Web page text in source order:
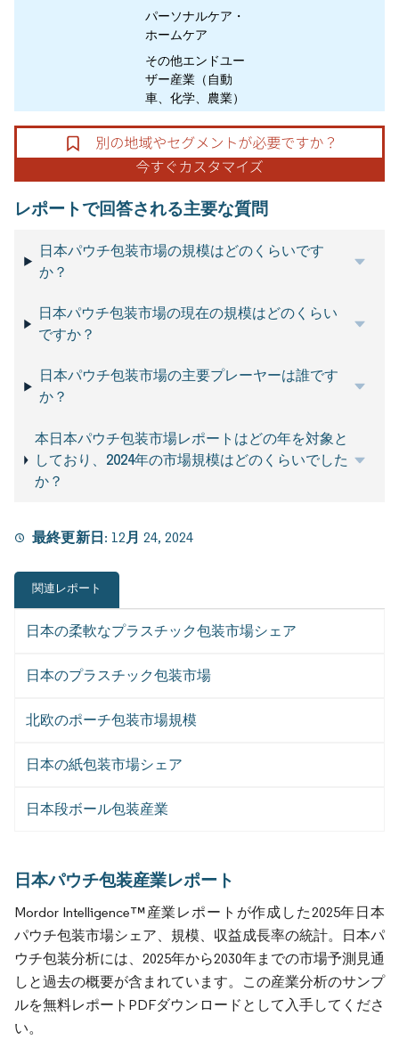
パーソナルケア・
ホームケア
その他エンドユー
ザー産業（自動
車、化学、農業）
レポートで回答される主要な質問
日本パウチ包装市場の規模はどのくらいです
か？
日本パウチ包装市場の現在の規模はどのくらい
ですか？
日本パウチ包装市場の主要プレーヤーは誰です
か？
本日本パウチ包装市場レポートはどの年を対象と
しており、2024年の市場規模はどのくらいでした
か？
最終更新日: 12月 24, 2024
関連レポート
日本の柔軟なプラスチック包装市場シェア
日本のプラスチック包装市場
北欧のポーチ包装市場規模
日本の紙包装市場シェア
日本段ボール包装産業
日本パウチ包装産業レポート
Mordor Intelligence™産業レポートが作成した2025年日本
パウチ包装市場シェア、規模、収益成長率の統計。日本パ
ウチ包装分析には、2025年から2030年までの市場予測見通
しと過去の概要が含まれています。この産業分析のサンプ
ルを無料レポートPDFダウンロードとして入手してくださ
い。